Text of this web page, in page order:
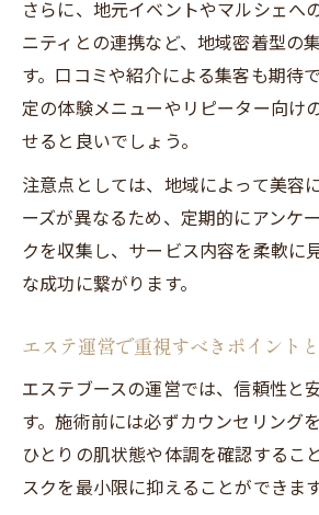
地元で愛されるエステ店
エステ信頼構築のための
さらに、地元イベントやマルシェへ
ニティとの連携など、地域密着型の
す。口コミや紹介による集客も期待
定の体験メニューやリピーター向け
せると良いでしょう。
注意点としては、地域によって美容
ーズが異なるため、定期的にアンケ
クを収集し、サービス内容を柔軟に
な成功に繋がります。
エステ運営で重視すべきポイント
エステブースの運営では、信頼性と
す。施術前には必ずカウンセリング
ひとりの肌状態や体調を確認するこ
スクを最小限に抑えることができます